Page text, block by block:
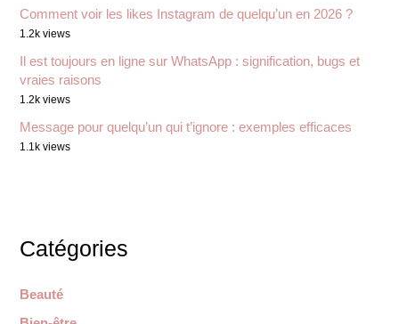
Comment voir les likes Instagram de quelqu’un en 2026 ?
1.2k views
Il est toujours en ligne sur WhatsApp : signification, bugs et
vraies raisons
1.2k views
Message pour quelqu’un qui t’ignore : exemples efficaces
1.1k views
Catégories
Beauté